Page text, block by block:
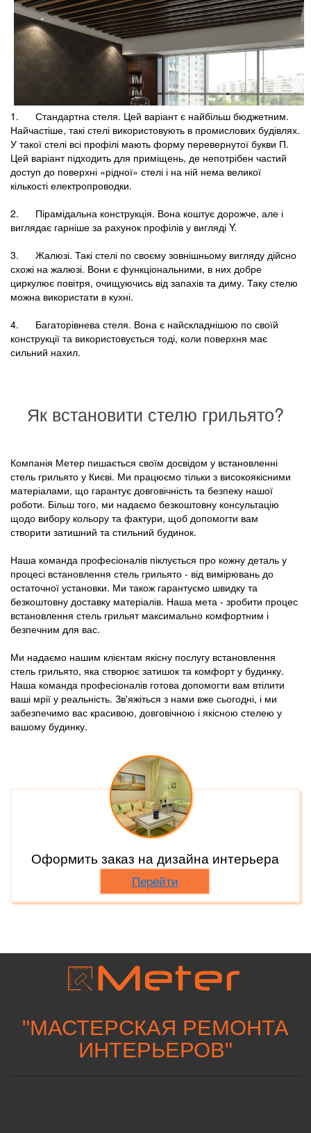
1. Стандартна стеля. Цей варіант є найбільш бюджетним.
Найчастіше, такі стелі використовують в промислових будівлях.
У такої стелі всі профілі мають форму перевернутої букви П.
Цей варіант підходить для приміщень, де непотрібен частий
доступ до поверхні «рідної» стелі і на ній нема великої
кількості електропроводки.
2. Пірамідальна конструкція. Вона коштує дорожче, але і
виглядає гарніше за рахунок профілів у вигляді Y.
3. Жалюзі. Такі стелі по своєму зовнішньому вигляду дійсно
схожі на жалюзі. Вони є функціональними, в них добре
циркулює повітря, очищуючись від запахів та диму. Таку стелю
можна використати в кухні.
4. Багаторівнева стеля. Вона є найскладнішою по своїй
конструкції та використовується тоді, коли поверхня має
сильний нахил.
Як встановити стелю грильято?
Компанія Метер пишається своїм досвідом у встановленні
стель грильято у Києві. Ми працюємо тільки з високоякісними
матеріалами, що гарантує довговічність та безпеку нашої
роботи. Більш того, ми надаємо безкоштовну консультацію
щодо вибору кольору та фактури, щоб допомогти вам
створити затишний та стильний будинок.
Наша команда професіоналів піклується про кожну деталь у
процесі встановлення стель грильято - від вимірювань до
остаточної установки. Ми також гарантуємо швидку та
безкоштовну доставку матеріалів. Наша мета - зробити процес
встановлення стель грильят максимально комфортним і
безпечним для вас.
Ми надаємо нашим клієнтам якісну послугу встановлення
стель грильято, яка створює затишок та комфорт у будинку.
Наша команда професіоналів готова допомогти вам втілити
ваші мрії у реальність. Зв'яжіться з нами вже сьогодні, і ми
забезпечимо вас красивою, довговічною і якісною стелею у
вашому будинку.
Оформить заказ на дизайна интерьера
Перейти
"МАСТЕРСКАЯ РЕМОНТА
ИНТЕРЬЕРОВ"